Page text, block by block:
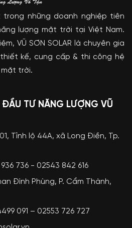
trong những doanh nghiệp tiên
lượng mặt trời tại Việt Nam.
VŨ SƠN SOLAR là chuyên gia
kế, cung cấp & thi công hệ
trời.
TƯ NĂNG LƯỢNG VŨ
Tỉnh lộ 44A, xã Long Điền, Tp.
736 - 02543 842 616
Đình Phùng, P. Cẩm Thành,
091 – 02553 726 727